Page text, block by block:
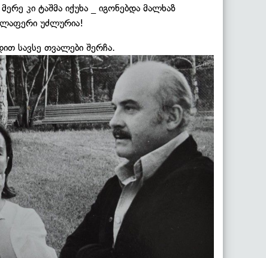
კი ტაშმა იქუხა _ იგონებდა მალხაზ
უძლურია!
სავსე თვალები შერჩა.